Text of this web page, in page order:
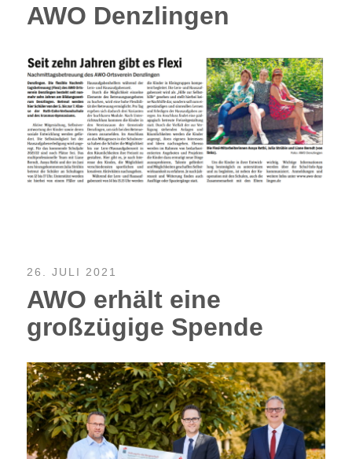
AWO Denzlingen
26. JULI 2021
AWO erhält eine
großzügige Spende